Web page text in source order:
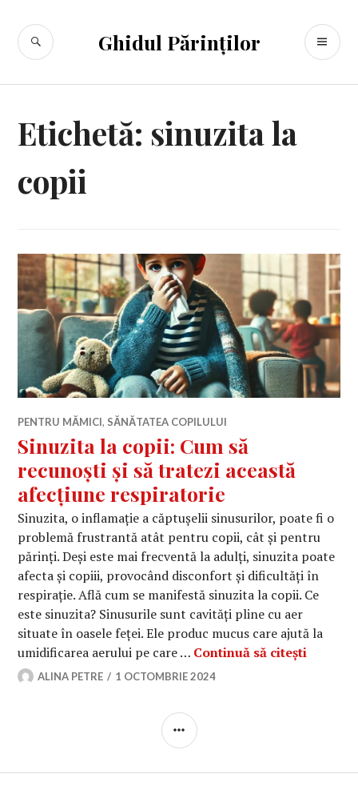
conținut
Ghidul Părinților
CĂUTARE
Etichetă: sinuzita la
copii
PENTRU MĂMICI, SĂNĂTATEA COPILULUI
Sinuzita la copii: Cum să
recunoști și să tratezi această
afecțiune respiratorie
Sinuzita, o inflamație a căptușelii sinusurilor, poate fi o
problemă frustrantă atât pentru copii, cât și pentru
părinți. Deși este mai frecventă la adulți, sinuzita poate
afecta și copiii, provocând disconfort și dificultăți în
respirație. Află cum se manifestă sinuzita la copii. Ce
este sinuzita? Sinusurile sunt cavități pline cu aer
situate în oasele feței. Ele produc mucus care ajută la
umidificarea aerului pe care … Continuă să citești
ALINA PETRE 1 OCTOMBRIE 2024
BARĂ